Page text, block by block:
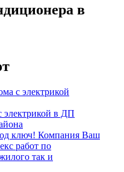
в
в ДП
ключ! Компания Ваш
работ по
так и